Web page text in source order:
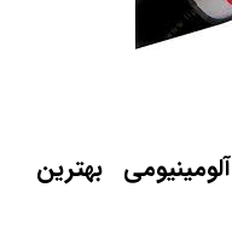
آلومینیومی بهترین